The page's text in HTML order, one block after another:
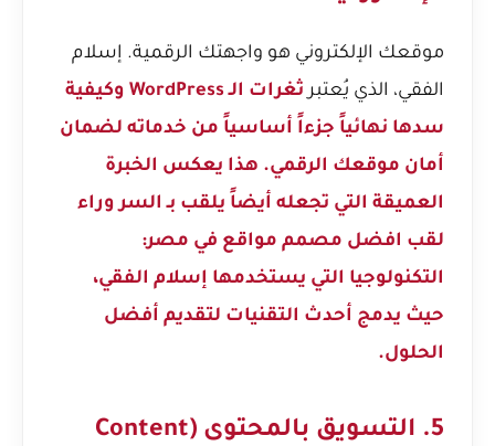
موقعك الإلكتروني هو واجهتك الرقمية. إسلام
الفقي، الذي يُعتبر
ثغرات الـ WordPress وكيفية
سدها نهائياً جزءاً أساسياً من خدماته لضمان
أمان موقعك الرقمي. هذا يعكس الخبرة
العميقة التي تجعله أيضاً يلقب بـ السر وراء
لقب افضل مصمم مواقع في مصر:
التكنولوجيا التي يستخدمها إسلام الفقي،
حيث يدمج أحدث التقنيات لتقديم أفضل
الحلول.
5. التسويق بالمحتوى (Content